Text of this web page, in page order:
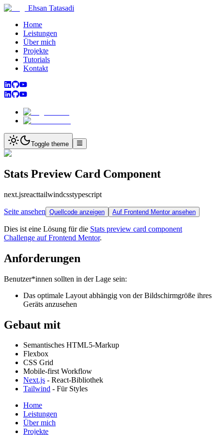
Ehsan Tatasadi
Home
Leistungen
Über mich
Projekte
Tutorials
Kontakt
Toggle theme
Stats Preview Card Component
next.jsreacttailwindcsstypescript
Seite ansehen Quellcode anzeigen Auf Frontend Mentor ansehen
Dies ist eine Lösung für die Stats preview card component
Challenge auf Frontend Mentor.
Anforderungen
Benutzer*innen sollten in der Lage sein:
Das optimale Layout abhängig von der Bildschirmgröße ihres
Geräts anzusehen
Gebaut mit
Semantisches HTML5-Markup
Flexbox
CSS Grid
Mobile-first Workflow
Next.js - React-Bibliothek
Tailwind - Für Styles
Home
Leistungen
Über mich
Projekte